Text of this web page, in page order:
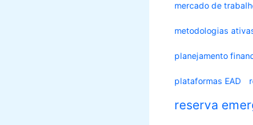
mercado de
metodologias
planejamento
plataformas EAD
reserva